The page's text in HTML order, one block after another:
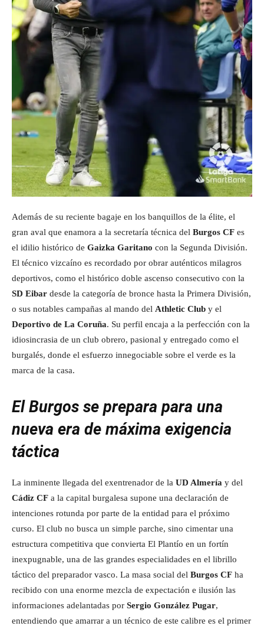
Además de su reciente bagaje en los banquillos de la élite, el
gran aval que enamora a la secretaría técnica del Burgos CF es
el idilio histórico de Gaizka Garitano con la Segunda División.
El técnico vizcaíno es recordado por obrar auténticos milagros
deportivos, como el histórico doble ascenso consecutivo con la
SD Eibar desde la categoría de bronce hasta la Primera División,
o sus notables campañas al mando del Athletic Club y el
Deportivo de La Coruña. Su perfil encaja a la perfección con la
idiosincrasia de un club obrero, pasional y entregado como el
burgalés, donde el esfuerzo innegociable sobre el verde es la
marca de la casa.
El Burgos se prepara para una
nueva era de máxima exigencia
táctica
La inminente llegada del exentrenador de la UD Almería y del
Cádiz CF a la capital burgalesa supone una declaración de
intenciones rotunda por parte de la entidad para el próximo
curso. El club no busca un simple parche, sino cimentar una
estructura competitiva que convierta El Plantío en un fortín
inexpugnable, una de las grandes especialidades en el librillo
táctico del preparador vasco. La masa social del Burgos CF ha
recibido con una enorme mezcla de expectación e ilusión las
informaciones adelantadas por Sergio González Pugar,
entendiendo que amarrar a un técnico de este calibre es el primer